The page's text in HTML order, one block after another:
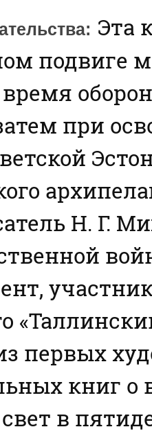
Эта
подвиге
затем при
Н. Г.
первых
книг о
в